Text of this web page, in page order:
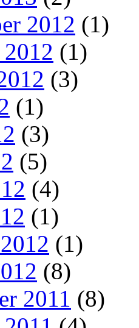
2012 (1)
(1)
(3)
(1)
(3)
(5)
(4)
(1)
(1)
(8)
2011 (8)